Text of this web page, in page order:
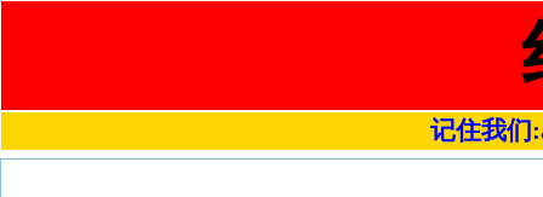
记住我们